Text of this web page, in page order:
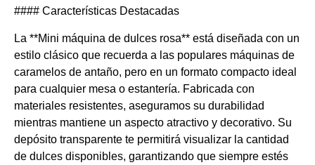
#### Características Destacadas
La **Mini máquina de dulces rosa** está diseñada con un
estilo clásico que recuerda a las populares máquinas de
caramelos de antaño, pero en un formato compacto ideal
para cualquier mesa o estantería. Fabricada con
materiales resistentes, aseguramos su durabilidad
mientras mantiene un aspecto atractivo y decorativo. Su
depósito transparente te permitirá visualizar la cantidad
de dulces disponibles, garantizando que siempre estés